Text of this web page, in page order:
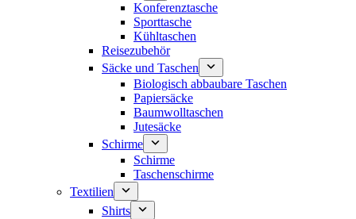
Konferenztasche
Sporttasche
Kühltaschen
Reisezubehör
Säcke und Taschen
Biologisch abbaubare Taschen
Papiersäcke
Baumwolltaschen
Jutesäcke
Schirme
Schirme
Taschenschirme
Textilien
Shirts